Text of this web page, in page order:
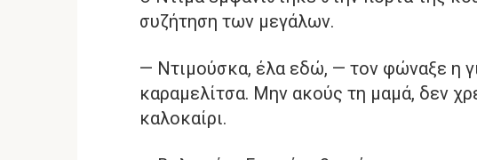
συζήτηση των μεγάλων.
— Ντιμούσκα, έλα εδώ, — τον φώναξε η
καραμελίτσα. Μην ακούς τη μαμά, δεν
καλοκαίρι.